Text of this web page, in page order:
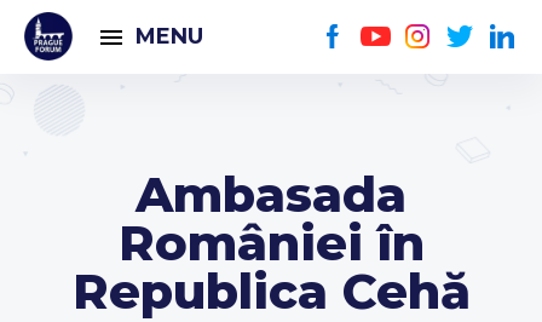
MENU
Ambasada
României în
Republica Cehă